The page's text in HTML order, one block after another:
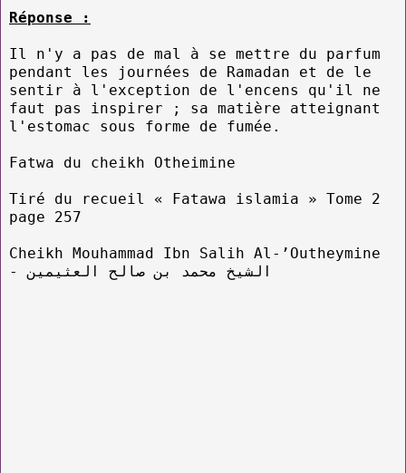
Réponse :
Il n'y a pas de mal à se mettre du parfum
pendant les journées de Ramadan et de le
sentir à l'exception de l'encens qu'il ne
faut pas inspirer ; sa matière atteignant
l'estomac sous forme de fumée.
Fatwa du cheikh Otheimine
Tiré du recueil « Fatawa islamia » Tome 2
page 257
Cheikh Mouhammad Ibn Salih Al-’Outheymine
- الشيخ محمد بن صالح العثيمين